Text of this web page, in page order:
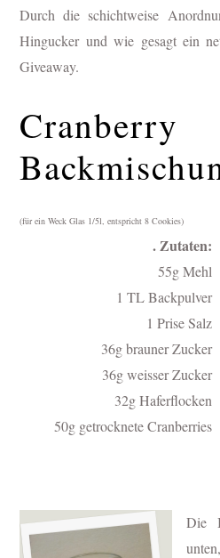
Durch die schichtweise
Hingucker und wie gesagt ein
Giveaway.
(für ein Weck Glas 1/5l, entspricht 8 Cookies)
. Zutaten:
55g Mehl
1 TL Backpulver
1 Prise Salz
36g brauner Zucker
36g weisser Zucker
32g Haferflocken
50g getrocknete Cranberries
Die